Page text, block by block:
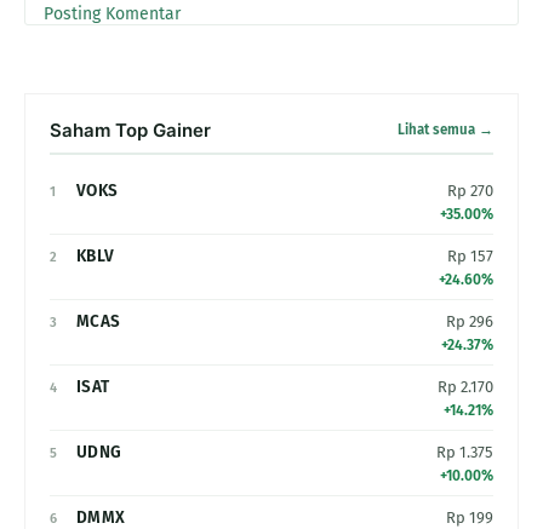
Posting Komentar
Saham Top Gainer Lihat semua →
1 VOKS Rp 270
+35.00%
2 KBLV Rp 157
+24.60%
3 MCAS Rp 296
+24.37%
4 ISAT Rp 2.170
+14.21%
5 UDNG Rp 1.375
+10.00%
6 DMMX Rp 199